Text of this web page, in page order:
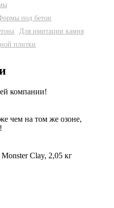
под бетон
Для имитации камня
плитки
компании!
чем на том же озоне,
Clay, 2,05 кг